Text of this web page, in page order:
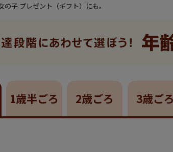
子 プレゼント（ギフト）にも。
1歳半ごろ 2歳ごろ 3歳ごろ